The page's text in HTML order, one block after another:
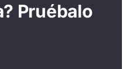
Pruébalo